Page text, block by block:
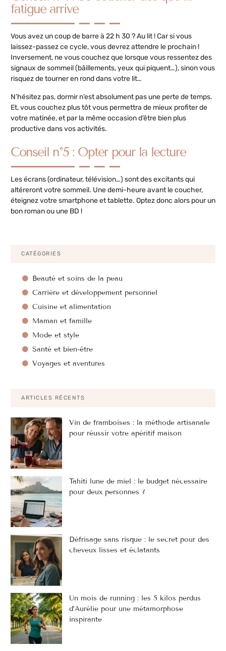
fatigue arrive
Vous avez un coup de barre à 22 h 30 ? Au lit ! Car si vous
laissez-passez ce cycle, vous devrez attendre le prochain !
Inversement, ne vous couchez que lorsque vous ressentez des
signaux de sommeil (bâillements, yeux qui piquent…), sinon vous
risquez de tourner en rond dans votre lit…
N’hésitez pas, dormir n’est absolument pas une perte de temps.
Et, vous couchez plus tôt vous permettra de mieux profiter de
votre matinée, et par la même occasion d’être bien plus
productive dans vos activités.
Conseil n°5 : Opter pour la lecture
Les écrans (ordinateur, télévision…) sont des excitants qui
altéreront votre sommeil. Une demi-heure avant le coucher,
éteignez votre smartphone et tablette. Optez donc alors pour un
bon roman ou une BD !
CATÉGORIES
Beauté et soins de la peau
Carrière et développement personnel
Cuisine et alimentation
Maman et famille
Mode et style
Santé et bien-être
Voyages et aventures
ARTICLES RÉCENTS
Vin de framboises : la méthode artisanale
pour réussir votre apéritif maison
Tahiti lune de miel : le budget nécessaire
pour deux personnes ?
Défrisage sans risque : le secret pour des
cheveux lisses et éclatants
Un mois de running : les 5 kilos perdus
d’Aurélie pour une métamorphose
inspirante